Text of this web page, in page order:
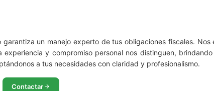
un manejo experto de tus obligaciones fiscales. Nos
y compromiso personal nos distinguen,
a tus necesidades con claridad y profesionalismo.
Contactar